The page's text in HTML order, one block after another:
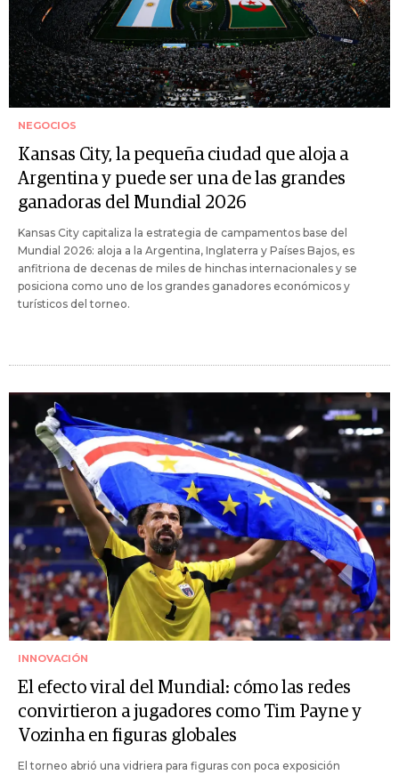
NEGOCIOS
Kansas City, la pequeña ciudad que aloja a
Argentina y puede ser una de las grandes
ganadoras del Mundial 2026
Kansas City capitaliza la estrategia de campamentos base del
Mundial 2026: aloja a la Argentina, Inglaterra y Países Bajos, es
anfitriona de decenas de miles de hinchas internacionales y se
posiciona como uno de los grandes ganadores económicos y
turísticos del torneo.
INNOVACIÓN
El efecto viral del Mundial: cómo las redes
convirtieron a jugadores como Tim Payne y
Vozinha en figuras globales
El torneo abrió una vidriera para figuras con poca exposición